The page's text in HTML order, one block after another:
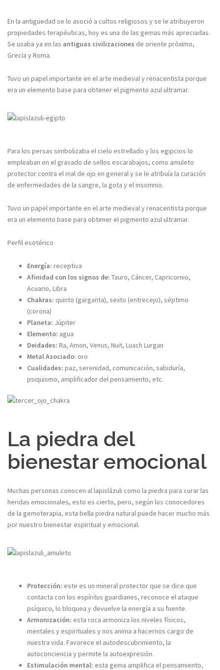
En la antigüedad se lo asoció a cultos religiosos y se le atribuyeron
propiedades terapéuticas, hoy es una de las gemas más apreciadas.
Se usaba ya en las antiguas civilizaciones de oriente próximo,
Grecia y Roma.
Tuvo un papel importante en el arte medieval y renacentista porque
era un elemento base para obtener el pigmento azul ultramar.
Para los persas simbolizaba el cielo estrellado y los egipcios lo
empleaban en el gravado de sellos escarabajos, como amuleto
protector contra el mal de ojo en general y se le atribuía la curación
de enfermedades de la sangre, la gota y el insomnio.
Tuvo un papel importante en el arte medieval y renacentista porque
era un elemento base para obtener el pigmento azul ultramar.
Perfil esotérico
Energía: receptiva
Afinidad con los signos de: Tauro, Cáncer, Capricornio,
Acuario, Libra
Chakras: quinto (garganta), sexto (entrecejo), séptimo
(corona)
Planeta: Júpiter
Elemento: agua
Deidades: Ra, Amon, Venus, Nuit, Luach Lurgan
Metal Asociado: oro
Cualidades: paz, serenidad, comunicación, sabiduría,
psiquismo, amplificador del pensamiento, etc.
La piedra del
bienestar emocional
Muchas personas conocen al lapislázuli como la piedra para curar las
heridas emocionales, esto es cierto, pero, según los conocedores
de la gemoterapia, esta bella piedra natural puede hacer mucho más
por nuestro bienestar espiritual y emocional.
Protección: este es un mineral protector que se dice que
contacta con los espíritus guardianes, reconoce el ataque
psíquico, lo bloquea y devuelve la energía a su fuente.
Armonización: esta roca armoniza los niveles físicos,
mentales y espirituales y nos anima a hacernos cargo de
nuestra vida. Favorece el autodescubrimiento, la
autoconciencia y permite la autoexpresión.
Estimulación mental: esta gema amplifica el pensamiento,